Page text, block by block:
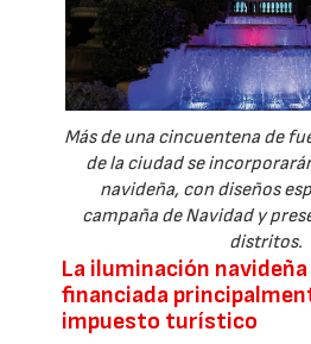
Más de una cincuentena de
de la ciudad se
navideña, con diseños
campaña de Navidad y
distritos.
La iluminación
financiada
impuesto turístico